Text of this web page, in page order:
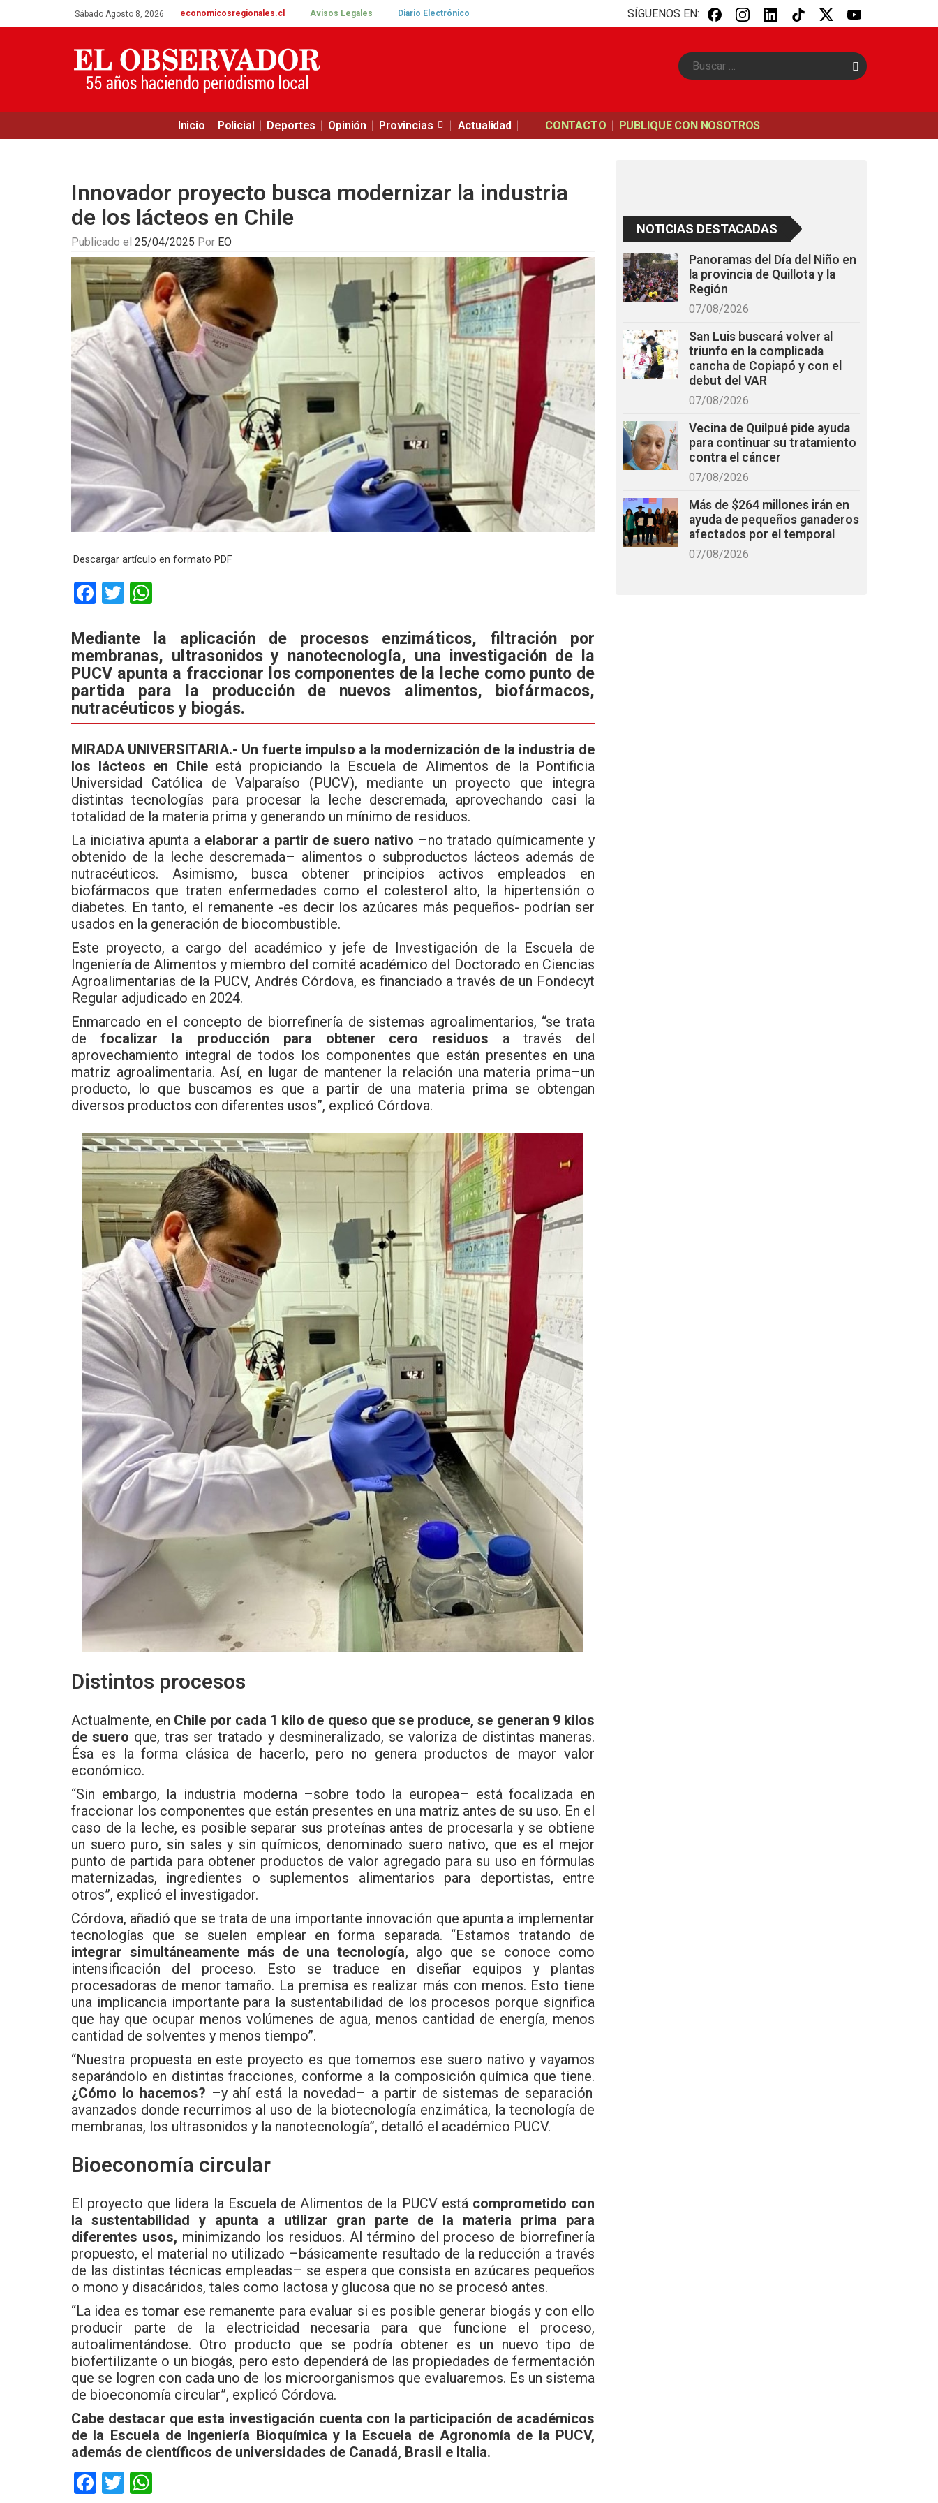
Sábado Agosto 8, 2026 economicosregionales.cl Avisos Legales Diario Electrónico SÍGUENOS EN:
B
u
Inicio Policial Deportes Opinión Provincias Actualidad CONTACTO PUBLIQUE CON NOSOTROS
Innovador proyecto busca modernizar la industria
de los lácteos en Chile
Publicado el 25/04/2025 Por EO
Descargar artículo en formato PDF
F
ce
b
o
o
k
T
tt
er
at
s
A
p
p
Mediante la aplicación de procesos enzimáticos, filtración por
membranas, ultrasonidos y nanotecnología, una investigación de la
PUCV apunta a fraccionar los componentes de la leche como punto de
partida para la producción de nuevos alimentos, biofármacos,
nutracéuticos y biogás.
MIRADA UNIVERSITARIA.- Un fuerte impulso a la modernización de la industria de
los lácteos en Chileestá propiciando la Escuela de Alimentos de la Pontificia
Universidad Católica de Valparaíso (PUCV), mediante un proyecto que integra
distintas tecnologías para procesar la leche descremada, aprovechando casi la
totalidad de la materia prima y generando un mínimo de residuos.
La iniciativa apunta a elaborar a partir de suero nativo –no tratado químicamente y
obtenido de la leche descremada– alimentos o subproductos lácteos además de
nutracéuticos. Asimismo, busca obtener principios activos empleados en
biofármacos que traten enfermedades como el colesterol alto, la hipertensión o
diabetes. En tanto, el remanente -es decir los azúcares más pequeños- podrían ser
usados en la generación de biocombustible.
Este proyecto, a cargo del académico y jefe de Investigación de la Escuela de
Ingeniería de Alimentos y miembro del comité académico del Doctorado en Ciencias
Agroalimentarias de la PUCV, Andrés Córdova, es financiado a través de un Fondecyt
Regular adjudicado en 2024.
Enmarcado en el concepto de biorrefinería de sistemas agroalimentarios, “se trata
de focalizar la producción para obtener cero residuos a través del
aprovechamiento integral de todos los componentes que están presentes en una
matriz agroalimentaria. Así, en lugar de mantener la relación una materia prima–un
producto, lo que buscamos es que a partir de una materia prima se obtengan
diversos productos con diferentes usos”, explicó Córdova.
Distintos procesos
Actualmente, en Chile por cada 1 kilo de queso que se produce, se generan 9 kilos
de suero que, tras ser tratado y desmineralizado, se valoriza de distintas maneras.
Ésa es la forma clásica de hacerlo, pero no genera productos de mayor valor
económico.
“Sin embargo, la industria moderna –sobre todo la europea– está focalizada en
fraccionar los componentes que están presentes en una matriz antes de su uso. En el
caso de la leche, es posible separar sus proteínas antes de procesarla y se obtiene
un suero puro, sin sales y sin químicos, denominado suero nativo, que es el mejor
punto de partida para obtener productos de valor agregado para su uso en fórmulas
maternizadas, ingredientes o suplementos alimentarios para deportistas, entre
otros”, explicó el investigador.
Córdova, añadió que se trata de una importante innovación que apunta a implementar
tecnologías que se suelen emplear en forma separada. “Estamos tratando de
integrar simultáneamente más de una tecnología, algo que se conoce como
intensificación del proceso. Esto se traduce en diseñar equipos y plantas
procesadoras de menor tamaño. La premisa es realizar más con menos. Esto tiene
una implicancia importante para la sustentabilidad de los procesos porque significa
que hay que ocupar menos volúmenes de agua, menos cantidad de energía, menos
cantidad de solventes y menos tiempo”.
“Nuestra propuesta en este proyecto es que tomemos ese suero nativo y vayamos
separándolo en distintas fracciones, conforme a la composición química que tiene.
¿Cómo lo hacemos? –y ahí está la novedad– a partir de sistemas de separación
avanzados donde recurrimos al uso de la biotecnología enzimática, la tecnología de
membranas, los ultrasonidos y la nanotecnología”, detalló el académico PUCV.
Bioeconomía circular
El proyecto que lidera la Escuela de Alimentos de la PUCV está comprometido con
la sustentabilidad y apunta a utilizar gran parte de la materia prima
para
diferentes usos, minimizando los residuos. Al término del proceso de biorrefinería
propuesto, el material no utilizado –básicamente resultado de la reducción a través
de las distintas técnicas empleadas– se espera que consista en azúcares pequeños
o mono y disacáridos, tales como lactosa y glucosa que no se procesó antes.
“La idea es tomar ese remanente para evaluar si es posible generar biogás y con ello
producir parte de la electricidad necesaria para que funcione el proceso,
autoalimentándose. Otro producto que se podría obtener es un nuevo tipo de
biofertilizante o un biogás, pero esto dependerá de las propiedades de fermentación
que se logren con cada uno de los microorganismos que evaluaremos. Es un sistema
de bioeconomía circular”, explicó Córdova.
Cabe destacar que esta investigación cuenta con la participación de académicos
de la Escuela de Ingeniería Bioquímica y la Escuela de Agronomía de la PUCV,
además de científicos de universidades de Canadá, Brasil e Italia.
F
T
NOTICIAS DESTACADAS
Panoramas del Día del Niño en
la provincia de Quillota y la
Región
07/08/2026
San Luis buscará volver al
triunfo en la complicada
cancha de Copiapó y con el
debut del VAR
07/08/2026
Vecina de Quilpué pide ayuda
para continuar su tratamiento
contra el cáncer
07/08/2026
Más de $264 millones irán en
ayuda de pequeños ganaderos
afectados por el temporal
07/08/2026